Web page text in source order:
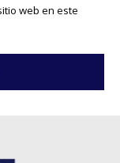
web en este